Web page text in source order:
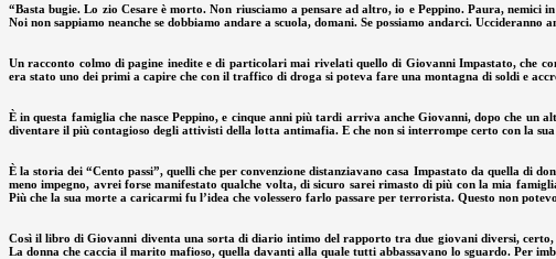
“Basta bugie. Lo zio Cesare è morto. Non riusciamo a pensare ad altro, io e Peppino. Paura,
Noi non sappiamo neanche se dobbiamo andare a scuola, domani. Se possiamo andarci.
Un racconto colmo di pagine inedite e di particolari mai rivelati quello di Giovanni Impastato, che
era stato uno dei primi a capire che con il traffico di droga si poteva fare una montagna di soldi e
È in questa famiglia che nasce Peppino, e cinque anni più tardi arriva anche Giovanni, dopo che
diventare il più contagioso degli attivisti della lotta antimafia. E che non si interrompe certo con la
È la storia dei “Cento passi”, quelli che per convenzione distanziavano casa Impastato da quella di
meno impegno, avrei forse manifestato qualche volta, di sicuro sarei rimasto di più con la mia
Più che la sua morte a caricarmi fu l’idea che volessero farlo passare per terrorista. Questo non
Così il libro di Giovanni diventa una sorta di diario intimo del rapporto tra due giovani diversi,
La donna che caccia il marito mafioso, quella davanti alla quale tutti abbassavano lo sguardo. Per